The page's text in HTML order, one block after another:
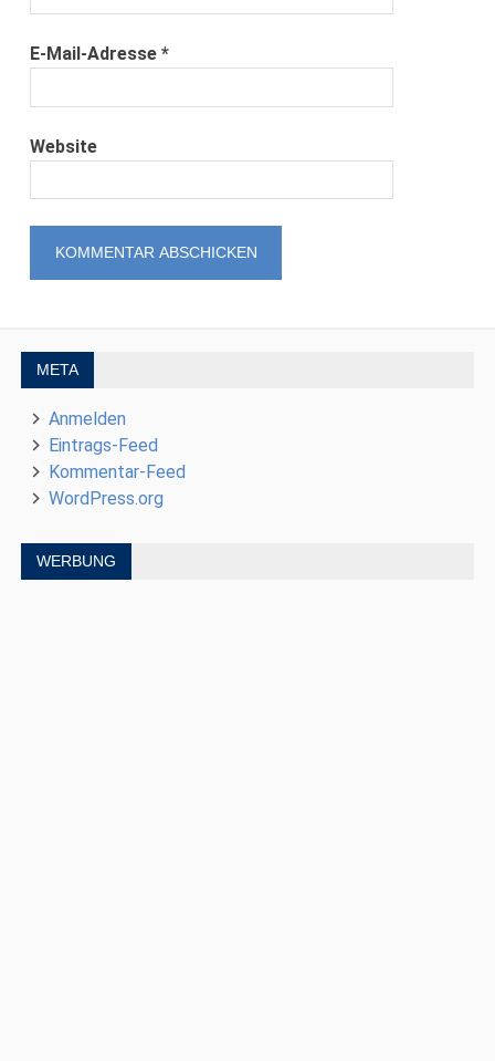
E-Mail-Adresse*
Website
META
Anmelden
Eintrags-Feed
Kommentar-Feed
WordPress.org
WERBUNG